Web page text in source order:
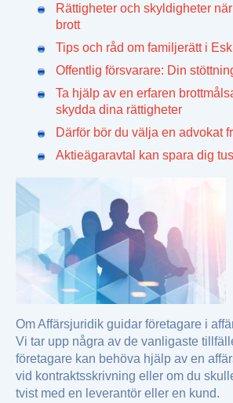
Rättigheter och skyldigheter
brott
Tips och råd om familjerätt i
Offentlig försvarare: Din
Ta hjälp av en erfaren
skydda dina rättigheter
Därför bör du välja en advokat
Aktieägaravtal kan spara dig
Om Affärsjuridik guidar företagare i
Vi tar upp några av de vanligaste
företagare kan behöva hjälp av en
vid kontraktsskrivning eller om du
tvist med en leverantör eller en kund.